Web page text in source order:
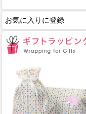
お気に入りに登録